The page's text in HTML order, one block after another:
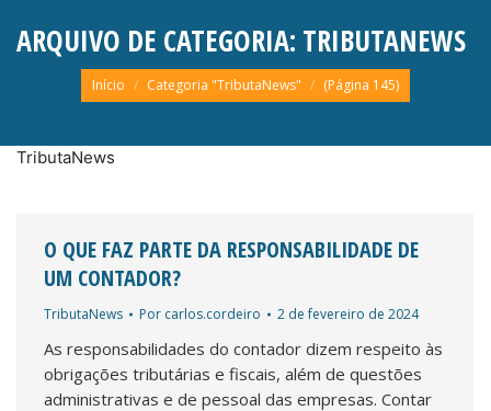
ARQUIVO DE CATEGORIA: TRIBUTANEWS
Você está aqui:
Início Categoria "TributaNews" (Página 145)
TributaNews
O QUE FAZ PARTE DA RESPONSABILIDADE DE
UM CONTADOR?
TributaNews Por carlos.cordeiro 2 de fevereiro de 2024
As responsabilidades do contador dizem respeito às
obrigações tributárias e fiscais, além de questões
administrativas e de pessoal das empresas. Contar